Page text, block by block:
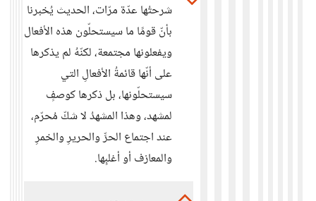
شرحتُها عدّة مرّات، الحديث يُخبرنا
بأنّ قومًا ما سيستحلّون هذه الأفعال
ويفعلونها مجتمعة، لكنّهُ لم يذكرها
على أنّها قائمةُ الأفعالِ التي
سيستحلّونها، بل ذكرها كوصفٍ
لمشهد، وهذا المشهدُ لا شكّ مُحرّم،
عند اجتماع الحرِّ والحريرِ والخمرِ
والمعازف أو أغلبِها.